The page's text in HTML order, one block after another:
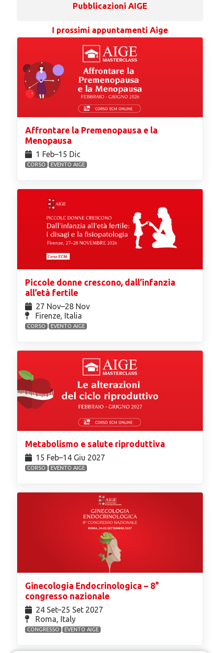
Pubblicazioni AIGE
I prossimi appuntamenti Aige
Affrontare la Premenopausa e la
Menopausa
1 Feb⁠–15 Dic
CORSO EVENTO AIGE
Piccole donne crescono, dall’infanzia
all’età fertile
27 Nov⁠–28 Nov
Firenze, Italia
CORSO EVENTO AIGE
Metabolismo e salute riproduttiva
15 Feb⁠–14 Giu 2027
CORSO EVENTO AIGE
Ginecologia Endocrinologica – 8°
congresso nazionale
24 Set⁠–25 Set 2027
Roma, Italy
CONGRESSO EVENTO AIGE